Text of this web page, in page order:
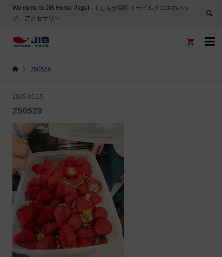
Welcome to JIB Home Page! ‐ くじらが目印！セイルクロスのバッ
グ、アクセサリー


250529
2025.05.15
250529